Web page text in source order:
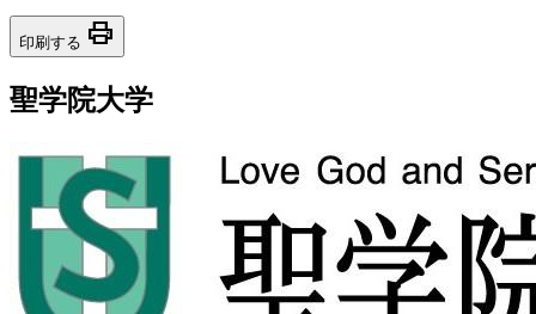
印刷する print
聖学院大学